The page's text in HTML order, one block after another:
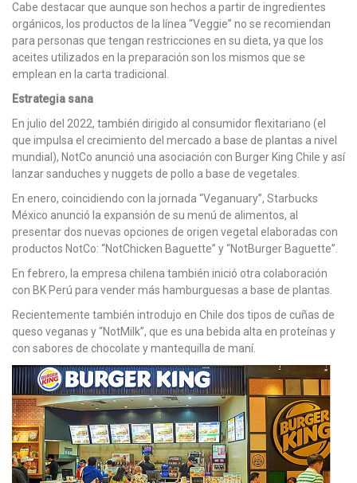
Cabe destacar que aunque son hechos a partir de ingredientes
orgánicos, los productos de la línea “Veggie” no se recomiendan
para personas que tengan restricciones en su dieta, ya que los
aceites utilizados en la preparación son los mismos que se
emplean en la carta tradicional.
Estrategia sana
En julio del 2022, también dirigido al consumidor flexitariano (el
que impulsa el crecimiento del mercado a base de plantas a nivel
mundial), NotCo anunció una asociación con Burger King Chile y así
lanzar sanduches y nuggets de pollo a base de vegetales.
En enero, coincidiendo con la jornada “Veganuary”, Starbucks
México anunció la expansión de su menú de alimentos, al
presentar dos nuevas opciones de origen vegetal elaboradas con
productos NotCo: “NotChicken Baguette” y “NotBurger Baguette”.
En febrero, la empresa chilena también inició otra colaboración
con BK Perú para vender más hamburguesas a base de plantas.
Recientemente también introdujo en Chile dos tipos de cuñas de
queso veganas y “NotMilk”, que es una bebida alta en proteínas y
con sabores de chocolate y mantequilla de maní.